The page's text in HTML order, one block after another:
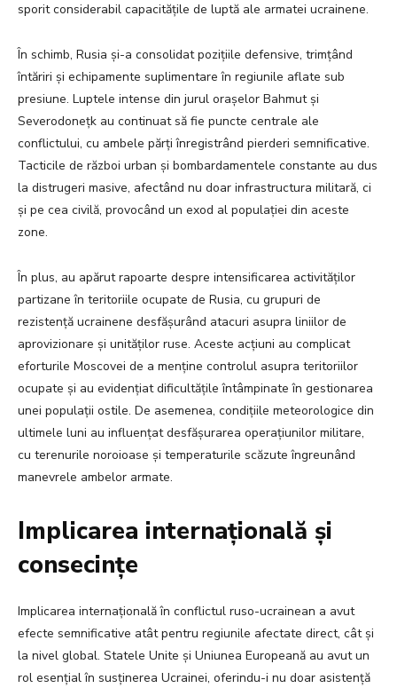
sporit considerabil capacitățile de luptă ale armatei ucrainene.
În schimb, Rusia și-a consolidat pozițiile defensive, trimțând
întăriri și echipamente suplimentare în regiunile aflate sub
presiune. Luptele intense din jurul orașelor Bahmut și
Severodonețk au continuat să fie puncte centrale ale
conflictului, cu ambele părți înregistrând pierderi semnificative.
Tacticile de război urban și bombardamentele constante au dus
la distrugeri masive, afectând nu doar infrastructura militară, ci
și pe cea civilă, provocând un exod al populației din aceste
zone.
În plus, au apărut rapoarte despre intensificarea activităților
partizane în teritoriile ocupate de Rusia, cu grupuri de
rezistență ucrainene desfășurând atacuri asupra liniilor de
aprovizionare și unităților ruse. Aceste acțiuni au complicat
eforturile Moscovei de a menține controlul asupra teritoriilor
ocupate și au evidențiat dificultățile întâmpinate în gestionarea
unei populații ostile. De asemenea, condițiile meteorologice din
ultimele luni au influențat desfășurarea operațiunilor militare,
cu terenurile noroioase și temperaturile scăzute îngreunând
manevrele ambelor armate.
Implicarea internațională și
consecințe
Implicarea internațională în conflictul ruso-ucrainean a avut
efecte semnificative atât pentru regiunile afectate direct, cât și
la nivel global. Statele Unite și Uniunea Europeană au avut un
rol esențial în susținerea Ucrainei, oferindu-i nu doar asistență